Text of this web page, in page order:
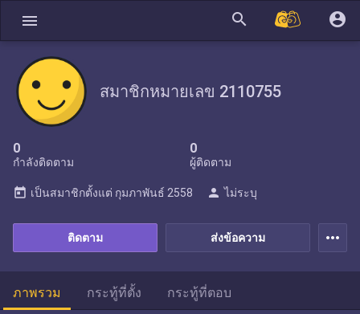
menu search account_circle
สมาชิกหมายเลข 2110755
0
กำลังติดตาม
0
ผู้ติดตาม
ส่งข้อความ
ติดตาม
today เป็นสมาชิกตั้งแต่ กุมภาพันธ์ 2558 person ไม่ระบุ
more_horiz
ภาพรวม กระทู้ที่ตั้ง กระทู้ที่ตอบ